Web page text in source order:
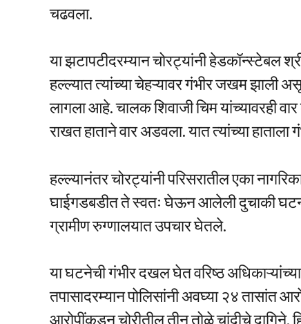
चढवला.
या झटापटीदरम्यान चोरट्यांनी हेडकॉन्स्टेबल
हल्ल्यात त्यांच्या चेहऱ्यावर गंभीर जखम झाली
लागला आहे. चालक शिवाजी चिम यांच्यावरही
राखत हाताने वार अडवला. यात त्यांच्या हाताला
हल्ल्यानंतर चोरट्यांनी परिसरातील एका
घाईगडबडीत ते स्वतः घेऊन आलेली दुचाकी
ग्रामीण रुग्णालयात उपचार घेतले.
या घटनेची गंभीर दखल घेत वरिष्ठ
तपासादरम्यान पोलिसांनी अवघ्या २४ तासांत
आरोपींकडून चोरीतील तीन तोळे चांदीचे